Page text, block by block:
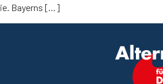
Bayerns […]